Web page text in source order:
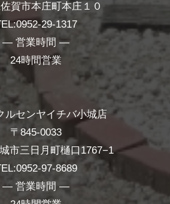
賀市本庄町本庄１０
29-1317
― 営業時間 ―
24時間営業
ルセンヤイチバ小城店
〒845-0033
市三日月町樋口1767−1
97-8689
― 営業時間 ―